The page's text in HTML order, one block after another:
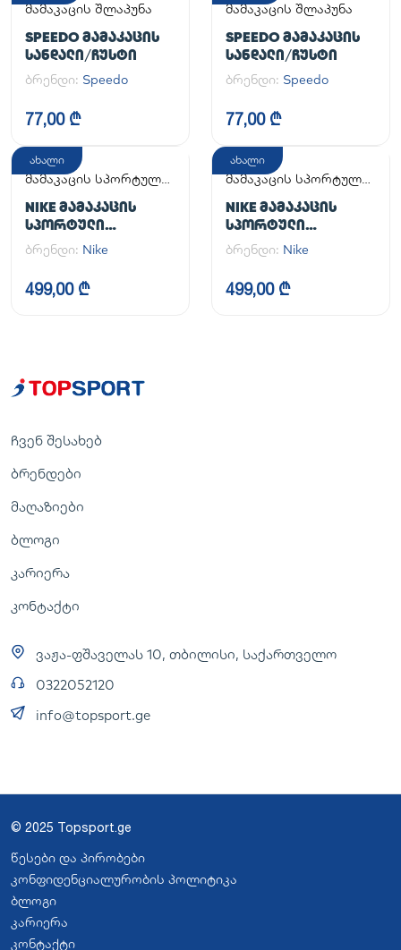
მამაკაცის შლაპუნა
SPEEDO ᲛᲐᲛᲐᲙᲐᲪᲘᲡ
ᲡᲐᲜᲓᲐᲚᲘ/ᲩᲣᲡᲢᲘ
ბრენდი: Speedo
77,00 ₾
მამაკაცის შლაპუნა
SPEEDO ᲛᲐᲛᲐᲙᲐᲪᲘᲡ
ᲡᲐᲜᲓᲐᲚᲘ/ᲩᲣᲡᲢᲘ
ბრენდი: Speedo
77,00 ₾
ახალი
მამაკაცის სპორტული
NIKE ᲛᲐᲛᲐᲙᲐᲪᲘᲡ
ᲡᲞᲝᲠᲢᲣᲚᲘ
ᲤᲔᲮᲡᲐᲪᲛᲔᲚᲘ AIR
FORCE 1 '07
ბრენდი: Nike
499,00 ₾
ახალი
მამაკაცის სპორტული
NIKE ᲛᲐᲛᲐᲙᲐᲪᲘᲡ
ᲡᲞᲝᲠᲢᲣᲚᲘ
ᲤᲔᲮᲡᲐᲪᲛᲔᲚᲘ AIR
FORCE 1 '07
ბრენდი: Nike
499,00 ₾
ჩვენ შესახებ
ბრენდები
მაღაზიები
ბლოგი
კარიერა
კონტაქტი
ვაჟა-ფშაველას 10, თბილისი, საქართველო
0322052120
info@topsport.ge
© 2025 Topsport.ge
წესები და პირობები
კონფიდენციალურობის პოლიტიკა
ბლოგი
კარიერა
კონტაქტი